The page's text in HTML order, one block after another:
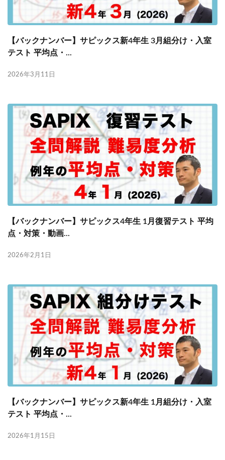
【バックナンバー】サピックス新4年生 3月組分け・入室
テスト 平均点・...
2026年3月11日
【バックナンバー】サピックス4年生 1月復習テスト 平均
点・対策・動画...
2026年2月1日
【バックナンバー】サピックス新4年生 1月組分け・入室
テスト 平均点・...
2026年1月15日